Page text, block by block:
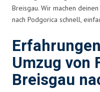
Breisgau. Wir machen
nach Podgorica schnell,
Umzug von
Breisgau